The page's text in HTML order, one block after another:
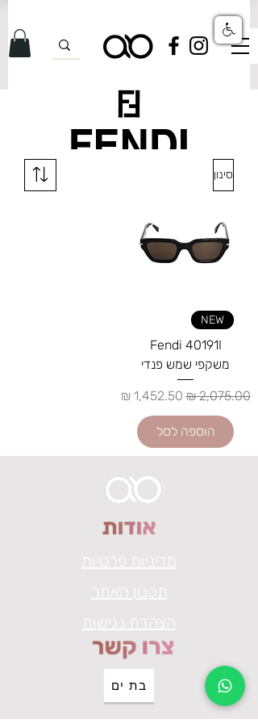
לרגל השקת האתר: משלוחים ללא עלות על כל ההזמנות!
סינון
NEW
Fendi 40191I
משקפי שמש פנדי
מחיר רגיל‏2,075.00 ‏₪ מחיר מבצע
הוספה לסל
מדיניות פרטיות
תקנון האתר
הצהרת נגישות
בת ים